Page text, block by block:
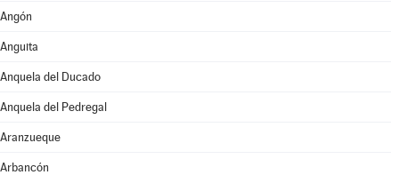
Angón
Anguita
Anquela del Ducado
Anquela del Pedregal
Aranzueque
Arbancón